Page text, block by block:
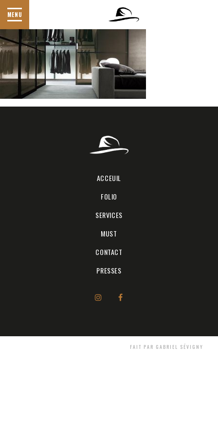
MENU
IMG_1882
ACCEUIL
FOLIO
SERVICES
MUST
CONTACT
PRESSES
FAIT PAR GABRIEL SÉVIGNY